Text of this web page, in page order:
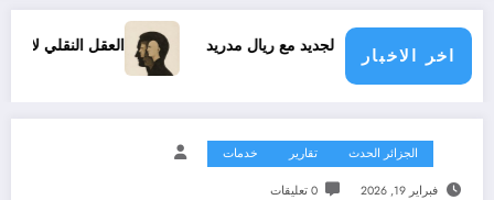
اخر الاخبار
فينيسيوس الجديد مع ريال مدريد العقل النقلي لا يبدع حتى
الجزائر الحدث تقارير خدمات
فبراير 19, 2026 0 تعليقات